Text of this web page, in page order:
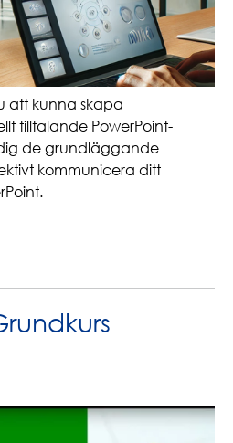
att kunna skapa
tilltalande PowerPoint-
de grundläggande
kommunicera ditt